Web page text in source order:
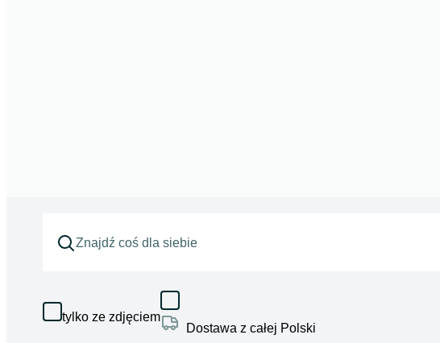
tylko ze zdjęciem
Dostawa z całej Polski